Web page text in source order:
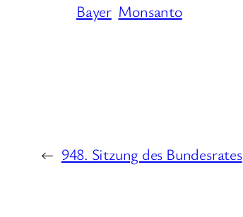
Bayer Monsanto
← 948. Sitzung des Bundesrates